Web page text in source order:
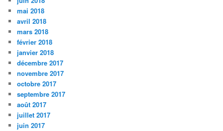
mai 2018
avril 2018
mars 2018
février 2018
janvier 2018
décembre 2017
novembre 2017
octobre 2017
septembre 2017
août 2017
juillet 2017
juin 2017